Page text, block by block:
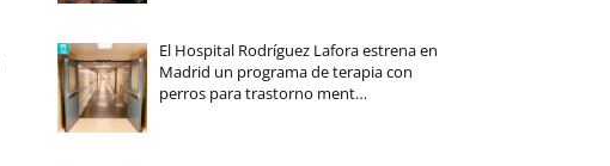
El Hospital Rodríguez Lafora estrena en
Madrid un programa de terapia con
perros para trastorno ment…